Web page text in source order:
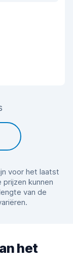
voor het laatst
kunnen
van de
het